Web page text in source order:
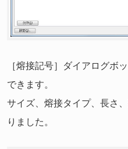
［熔接記号］ダイアログボ
できます。
サイズ、熔接タイプ、長さ
りました。